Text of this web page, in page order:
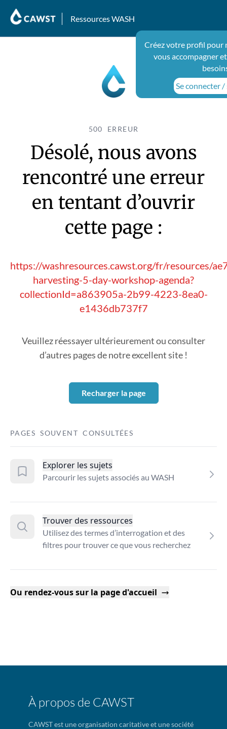
Ressources WASH
Créez votre profil pour
vous accompagner
Se connecter
500 ERREUR
Désolé, nous avons
rencontré une erreur
en tentant d’ouvrir
cette page :
https://washresources.cawst.org/fr/resources/
harvesting-5-day-workshop-agenda?
collectionId=a863905a-2b99-4223-8ea0-
e1436db737f7
Veuillez réessayer ultérieurement ou consulter
d’autres pages de notre excellent site !
Recharger la page
PAGES SOUVENT CONSULTÉES
Explorer les sujets
Parcourir les sujets associés au WASH
Trouver des ressources
Utilisez des termes d’interrogation et des
filtres pour trouver ce que vous recherchez
Ou rendez-vous sur la page d'accueil
À propos de CAWST
CAWST est une organisation caritative et une société